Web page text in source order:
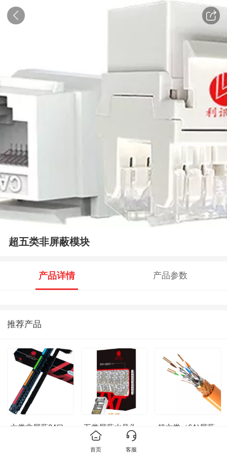
超五类非屏蔽模块
产品详情 产品参数
推荐产品
六类非屏蔽24口
五类屏蔽水晶头
超六类（6A)屏蔽
首页 客服